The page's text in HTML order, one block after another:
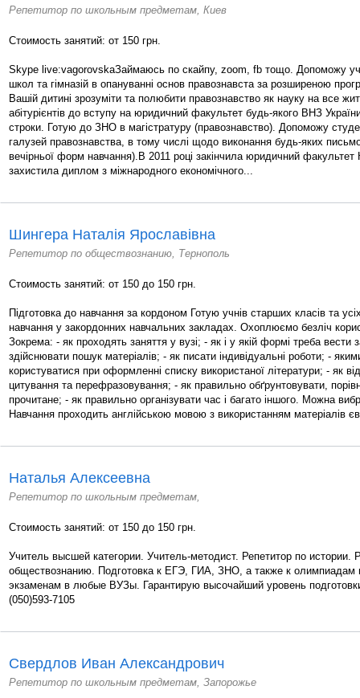
Репетитор по школьным предметам, Киев
Стоимость занятий: от 150 грн.
Skype live:vagorovskaЗаймаюсь по скайпу, zoom, fb тощо. Допоможу
школ та гімназій в опануванні основ правознавста за розширеною
Вашій дитині зрозуміти та полюбити правознавство як науку на все
абітурієнтів до вступу на юридичний факультет будь-якого ВНЗ
строки. Готую до ЗНО в магістратуру (правознавство). Допоможу
галузей правознавства, в тому числі щодо виконання будь-яких
вечірньої форм навчання).В 2011 році закінчила юридичний
захистила диплом з міжнародного економічного...
Шингера Наталія Ярославівна
Репетитор по обществознанию, Тернополь
Стоимость занятий: от 150 до 150 грн.
Підготовка до навчання за кордоном Готую учнів старших класів та
навчання у закордонних навчальних закладах. Охоплюємо безліч
Зокрема: - як проходять заняття у вузі; - як і у якій формі треба вести
здійснювати пошук матеріалів; - як писати індивідуальні роботи; -
користуватися при оформленні списку використаної літератури; - як
цитування та перефразовування; - як правильно обґрунтовувати,
прочитане; - як правильно організувати час і багато іншого. Можна
Навчання проходить англійською мовою з використанням матеріалів
Наталья Алексеевна
Репетитор по школьным предметам,
Стоимость занятий: от 150 до 150 грн.
Учитель высшей категории. Учитель-методист. Репетитор по истории.
обществознанию. Подготовка к ЕГЭ, ГИА, ЗНО, а также к олимпиадам
экзаменам в любые ВУЗы. Гарантирую высочайший уровень
(050)593-7105
Свердлов Иван Александрович
Репетитор по школьным предметам, Запорожье